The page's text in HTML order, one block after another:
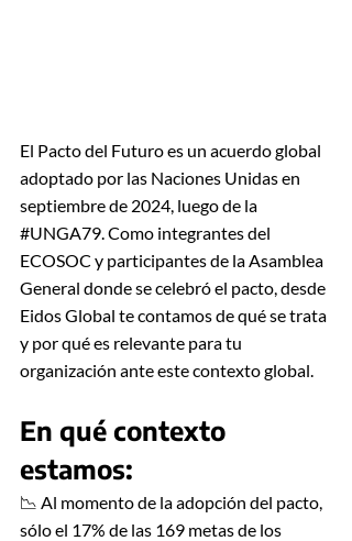
El Pacto del Futuro es un acuerdo global
adoptado por las Naciones Unidas en
septiembre de 2024, luego de la
#UNGA79 . Como integrantes del
ECOSOC y participantes de la Asamblea
General donde se celebró el pacto, desde
Eidos Global te contamos de qué se trata
y por qué es relevante para tu
organización ante este contexto global.
En qué contexto
estamos:
📉 Al momento de la adopción del pacto,
sólo el 17% de las 169 metas de los